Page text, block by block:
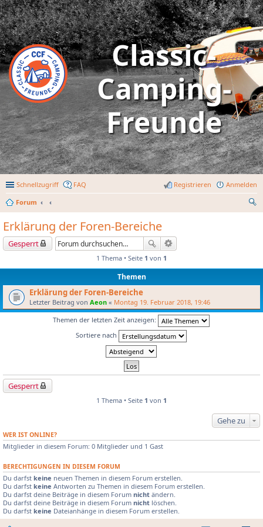
Classic-
Camping-
Freunde
Schnellzugriff FAQ Anmelden
Registrieren
Forum
Erklärung der Foren-Bereiche
Gesperrt
1 Thema • Seite 1 von 1
Themen
Erklärung der Foren-Bereiche
Letzter Beitrag von Aeon « Montag 19. Februar 2018, 19:46
Themen der letzten Zeit anzeigen:
Sortiere nach
Gesperrt
1 Thema • Seite 1 von 1
Gehe zu
WER IST ONLINE?
Mitglieder in diesem Forum: 0 Mitglieder und 1 Gast
BERECHTIGUNGEN IN DIESEM FORUM
Du darfst keine neuen Themen in diesem Forum erstellen.
Du darfst keine Antworten zu Themen in diesem Forum erstellen.
Du darfst deine Beiträge in diesem Forum nicht ändern.
Du darfst deine Beiträge in diesem Forum nicht löschen.
Du darfst keine Dateianhänge in diesem Forum erstellen.